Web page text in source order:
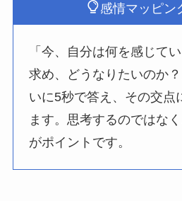
感情マッピン
「今、自分は何を感じて
求め、どうなりたいのか
いに5秒で答え、その交点
ます。思考するのではな
がポイントです。